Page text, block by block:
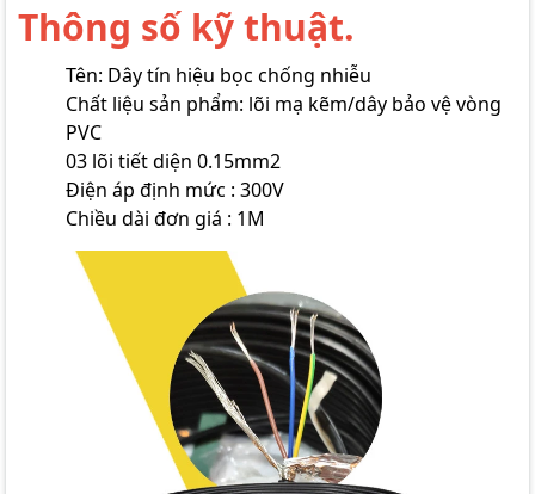
Thông số kỹ thuật.
Tên: Dây tín hiệu bọc chống nhiễu
Chất liệu sản phẩm: lõi mạ kẽm/dây bảo vệ vòng
PVC
03 lõi tiết diện 0.15mm2
Điện áp định mức : 300V
Chiều dài đơn giá : 1M